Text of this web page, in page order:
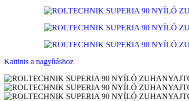
Kattints a nagyításhoz